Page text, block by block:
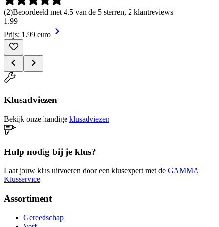
(2)Beoordeeld met 4.5 van de 5 sterren, 2 klantreviews
1.99
Prijs: 1.99 euro
Klusadviezen
Bekijk onze handige klusadviezen
Hulp nodig bij je klus?
Laat jouw klus uitvoeren door een klusexpert met de GAMMA
Klusservice
Assortiment
Gereedschap